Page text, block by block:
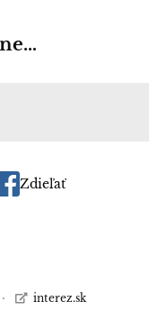
Zdieľať
interez.sk